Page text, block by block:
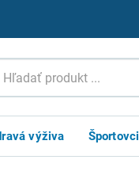
výživa Športovci